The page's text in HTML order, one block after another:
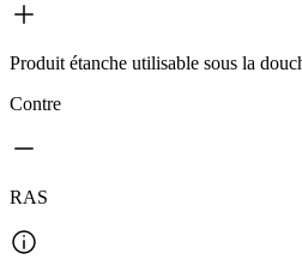
Produit étanche utilisable sous la
Contre
RAS